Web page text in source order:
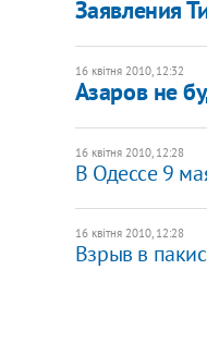
Заявления
16 квітня 2010, 12:32
Азаров не
16 квітня 2010, 12:28
В Одессе 9
16 квітня 2010, 12:28
Взрыв в